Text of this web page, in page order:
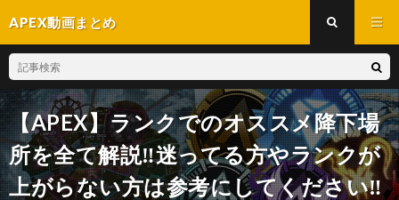
APEX動画まとめ
【APEX】ランクでのオススメ降下場
所を全て解説‼迷ってる方やランクが
上がらない方は参考にしてください‼